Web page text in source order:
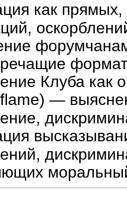
как
Клуба как
—